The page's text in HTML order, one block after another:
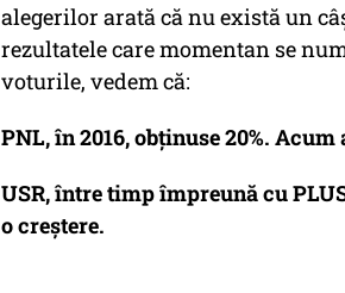
alegerilor arată că nu există un
rezultatele care momentan se
voturile, vedem că:
PNL, în 2016, obținuse 20%.
USR, între timp împreună cu
o creștere.